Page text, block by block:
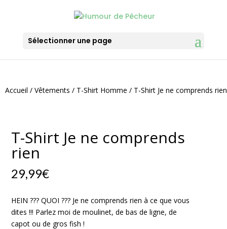
Sélectionner une page
Accueil / Vêtements / T-Shirt Homme / T-Shirt Je ne comprends rien
T-Shirt Je ne comprends
rien
29,99€
HEIN ??? QUOI ??? Je ne comprends rien à ce que vous
dites !!! Parlez moi de moulinet, de bas de ligne, de
capot ou de gros fish !